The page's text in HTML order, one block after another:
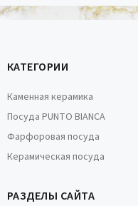
КАТЕГОРИИ
Каменная керамика
Посуда PUNTO BIANCA
Фарфоровая посуда
Керамическая посуда
РАЗДЕЛЫ САЙТА